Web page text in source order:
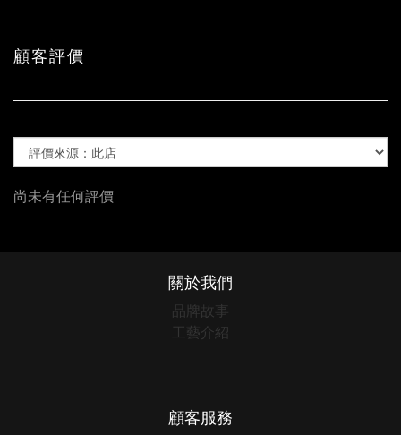
顧客評價
尚未有任何評價
關於我們
品牌故事
工藝介紹
顧客服務